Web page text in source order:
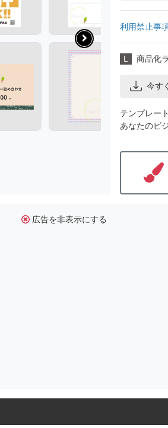
利用禁止事
L 商品化
今す
テンプレー
あなたのビ
広告を非表示にする